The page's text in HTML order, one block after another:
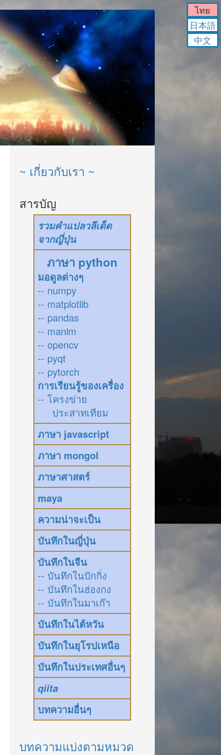
~ เกี่ยวกับเรา ~
สารบัญ
รวมคำแปลวลีเด็ด
จากญี่ปุ่น
ภาษา python
มอดูลต่างๆ
-- numpy
-- matplotlib
-- pandas
-- manim
-- opencv
-- pyqt
-- pytorch
การเรียนรู้ของเครื่อง
-- โครงข่าย
ประสาทเทียม
ภาษา javascript
ภาษา mongol
ภาษาศาสตร์
maya
ความน่าจะเป็น
บันทึกในญี่ปุ่น
บันทึกในจีน
-- บันทึกในปักกิ่ง
-- บันทึกในฮ่องกง
-- บันทึกในมาเก๊า
บันทึกในไต้หวัน
บันทึกในยุโรปเหนือ
บันทึกในประเทศอื่นๆ
qiita
บทความอื่นๆ
บทความแบ่งตามหมวด
ไทย
日本語
中文